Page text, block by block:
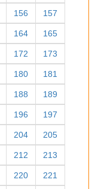
100 101
108 109
116 117
124 125
132 133
140 141
148 149
156 157
164 165